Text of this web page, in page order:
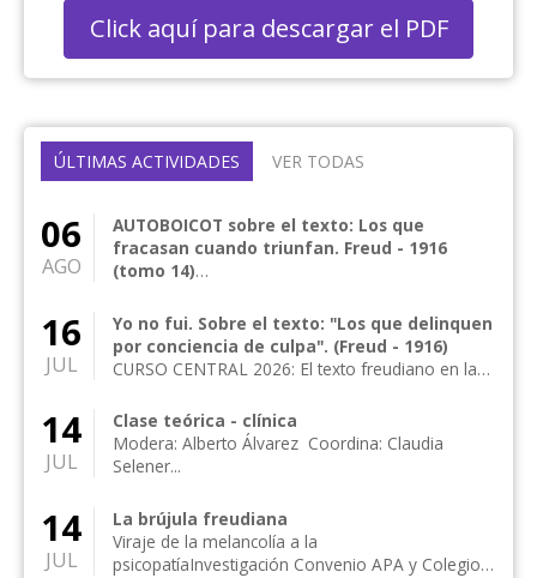
Click aquí para descargar el PDF
ÚLTIMAS ACTIVIDADES VER TODAS
06
AGO
AUTOBOICOT sobre el texto: Los que
fracasan cuando triunfan. Freud - 1916
(tomo 14)
clínica actual Curso central anual de frecuencia
me...
16
JUL
Yo no fui. Sobre el texto: "Los que delinquen
por conciencia de culpa". (Freud - 1916)
CURSO CENTRAL 2026: El texto freudiano en la
me...
14
JUL
Clase teórica - clínica
Modera: Alberto Álvarez Coordina: Claudia
Selener...
14
JUL
La brújula freudiana
Viraje de la melancolía a la
psicopatíaInvestigación Convenio APA y Colegio